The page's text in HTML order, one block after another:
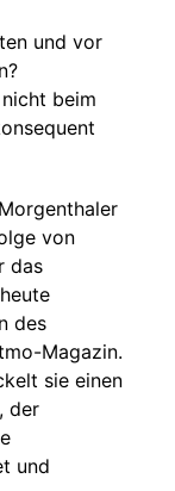
und vor
beim
von
das
des
Magazin.
sie einen
der
und